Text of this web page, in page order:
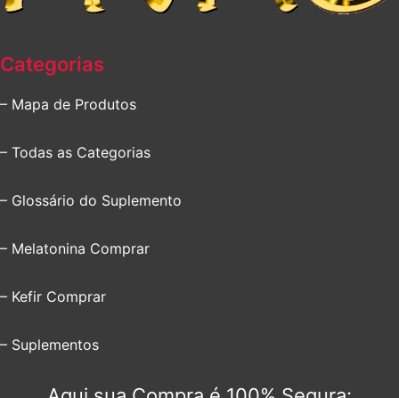
Categorias
– Mapa de Produtos
– Todas as Categorias
– Glossário do Suplemento
– Melatonina Comprar
– Kefir Comprar
– Suplementos